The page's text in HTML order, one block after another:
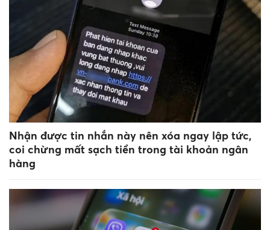
Nhận được tin nhắn này nên xóa ngay lập tức,
coi chừng mất sạch tiền trong tài khoản ngân
hàng